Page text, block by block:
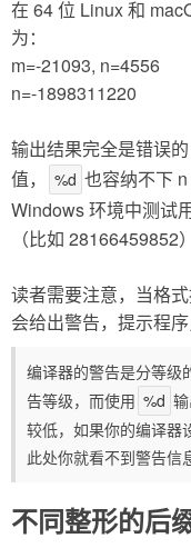
在 64 位 Linux 和
为：
m=-21093, n=4556
n=-1898311220
输出结果完全是错误
值，
%d 也容纳不下
Windows 环境中测试
（比如 28166459852
读者需要注意，当格
会给出警告，提示程
编译器的警告是分等级
告等级，而使用 %d
较低，如果你的编译器
此处你就看不到警告信
不同整形的后